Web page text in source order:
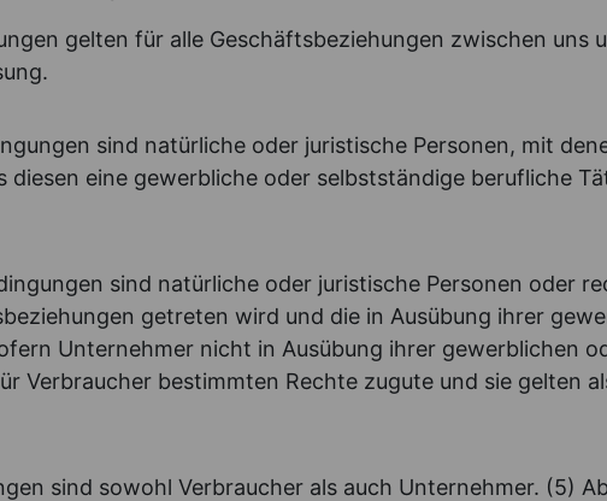
gelten für alle Geschäftsbeziehungen zwischen uns
sind natürliche oder juristische Personen, mit
eine gewerbliche oder selbstständige berufliche
sind natürliche oder juristische Personen oder
getreten wird und die in Ausübung ihrer
Unternehmer nicht in Ausübung ihrer gewerblichen
Verbraucher bestimmten Rechte zugute und sie gelten
sind sowohl Verbraucher als auch Unternehmer. (5)